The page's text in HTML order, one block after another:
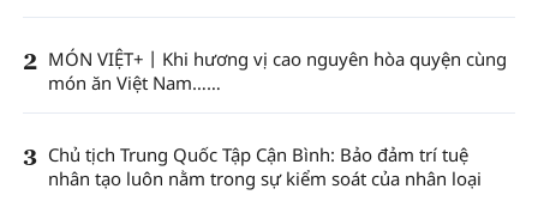
2 MÓN VIỆT+丨Khi hương vị cao nguyên hòa quyện cùng
món ăn Việt Nam……
3 Chủ tịch Trung Quốc Tập Cận Bình: Bảo đảm trí tuệ
nhân tạo luôn nằm trong sự kiểm soát của nhân loại